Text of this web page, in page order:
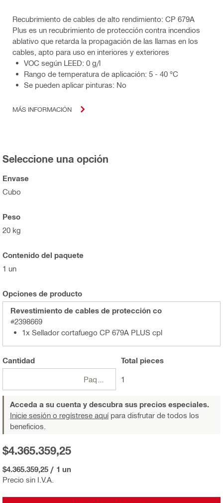
Recubrimiento de cables de alto rendimiento: CP 679A
Plus es un recubrimiento de protección contra incendios
ablativo que retarda la propagación de las llamas en los
cables, apto para uso en interiores y exteriores
VOC según LEED: 0 g/l
Rango de temperatura de aplicación: 5 - 40 °C
Se pueden aplicar pinturas: No
MÁS INFORMACIÓN
Seleccione una opción
Envase
Cubo
Peso
20 kg
Contenido del paquete
1 un
Opciones de producto
Revestimiento de cables de protección co
#2398669
1x Sellador cortafuego CP 679A PLUS cpl
Cantidad Total pieces
1
Acceda a su cuenta y descubra sus precios especiales.
Inicie sesión o regístrese aquípara disfrutar de todos los
beneficios.
Precio sin I.V.A.
$4.365.359,25
$4.365.359,25 / 1 un